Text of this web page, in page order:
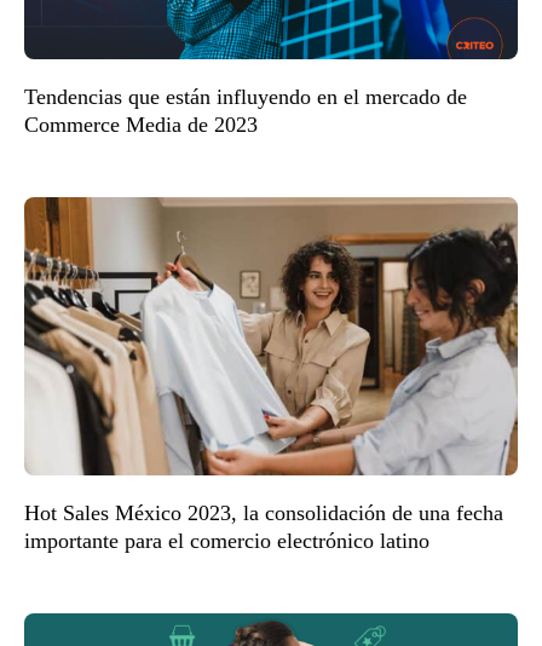
Tendencias que están influyendo en el mercado de
Commerce Media de 2023
Hot Sales México 2023, la consolidación de una fecha
importante para el comercio electrónico latino